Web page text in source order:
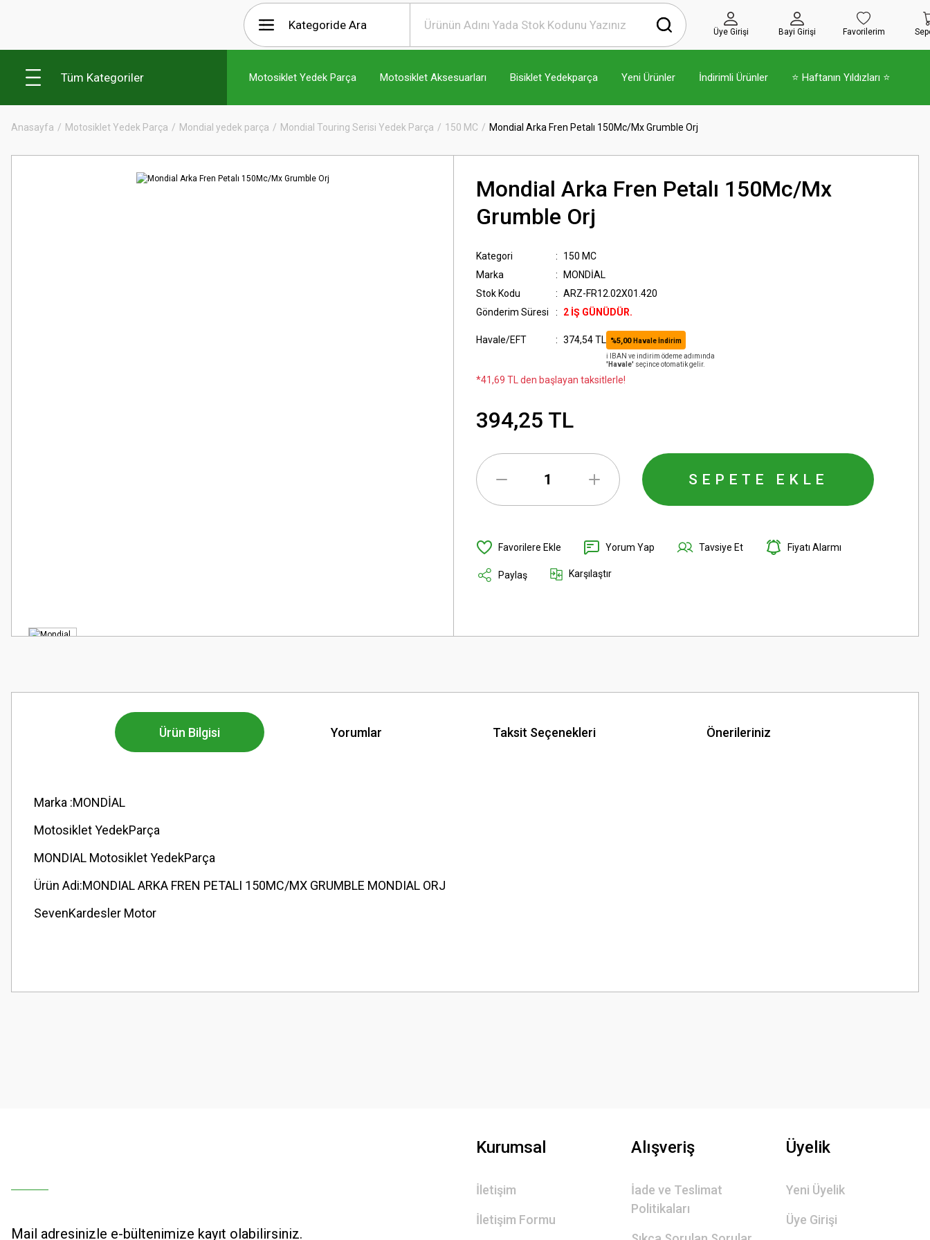
Üye Girişi Bayi Girişi Favorilerim
Tüm Kategoriler Motosiklet Yedek Parça Motosiklet Aksesuarları Bisiklet Yedekparça Yeni Ürünler İndirimli Ürünler ⭐ Haftanın Yıldızları ⭐
Anasayfa Motosiklet Yedek Parça Mondial yedek parça Mondial Touring Serisi Yedek Parça 150 MC Mondial Arka Fren Petalı 150Mc/Mx Grumble Orj
Mondial Arka Fren Petalı 150Mc/Mx
Grumble Orj
Kategori
150 MC
Marka
MONDİAL
Stok Kodu
ARZ-FR12.02X01.420
Gönderim Süresi
2 İŞ GÜNÜDÜR.
Havale/EFT 374,54 TL %5,00 Havale İndirim
ℹ️ IBAN ve indirim ödeme adımında
'Havale' seçince otomatik gelir.
*41,69 TL den başlayan taksitlerle!
394,25 TL
SEPETE EKLE
Yorum Yap Tavsiye Et Fiyatı Alarmı
Paylaş Karşılaştır
Ürün Bilgisi Yorumlar Taksit Seçenekleri Önerileriniz
Marka :MONDİAL
Motosiklet YedekParça
MONDIAL Motosiklet YedekParça
Ürün Adi:MONDIAL ARKA FREN PETALI 150MC/MX GRUMBLE MONDIAL ORJ
SevenKardesler Motor
Görüş ve önerileriniz için teşekkür ederiz.
Gönder
Mail adresinizle e-bültenimize kayıt olabilirsiniz.
Kurumsal
İletişim
İletişim Formu
Alışveriş
İade ve Teslimat
Politikaları
Üyelik
Yeni Üyelik
Üye Girişi